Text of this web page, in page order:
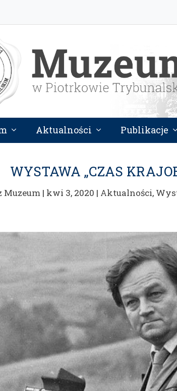
Aktualności Publikacje
WYSTAWA „CZAS
Muzeum| kwi 3, 2020 | Aktualności,